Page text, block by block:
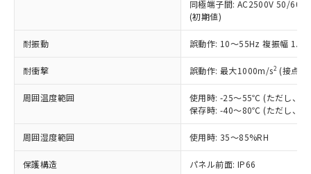
同極端子間: AC2500V 50/
(初期値)
耐振動 誤動作: 10～55Hz 複振幅
耐衝撃 誤動作: 最大1000m/s2 (接点
周囲温度範囲
使用時: -25～55℃ (ただし、氷
保存時: -40～80℃ (ただし、氷
周囲湿度範囲 使用時: 35～85%RH
保護構造 パネル前面: IP66
正式な納期状況および標準価格はお客
様のお取引先、またはお客様担当のオ
ムロン制御機器販売店・当社販売員に
オムロン制御機器販売店や当社販売拠
販売ネットワーク
」をご確認
在庫状況および標準価格結果を当社の
事前の承諾なく第三者に漏洩または開
マイパーツ機能（部品リスト作成サー
(PBDE) 1000ppm以下、フタル酸ビス(2-エチルヘキシ
ル) (DEHP)(別名：DOP) 1000ppm以下、フタル酸ブチ
ルベンジル（BBP） 1000ppm以下、フタル酸ジブチル
（DBP） 1000ppm以下、フタル酸ジイソブチル
但し、RoHS指令で産業用監視および制御機器に対する
フタル酸エステル類の４物質については閾値を超える意
図的な使用がないことを確認しています。
※2 対応予定月
部品在庫の切り替え状況などにより、予定
Cr(Ⅵ)(六価クロム) : 1000ppm、 PBBs(ポリ臭化ビフェ
ニル類) : 1000ppm、 PBDEs(ポリ臭化ジフェニルエーテ
イソブチル) : 1000ppm、 BBP(フタル酸ブチルベンジ
DEHP(フタル酸ビス(2-エチルヘキシル)) : 1000ppm
※2 環境保護使用期限
「ｅ」：有害物質（10物質）のすべてが基
準値以下であることを示します。
「10」：通常の使用状況下において有害物
当社は規制貨物を破棄する場合は、完
いよう必要な手段を講じます。
当社は貴社製品を、核兵器、ミサイ
ル、化学兵器、生物兵器またはその他
武器並びにこれらの製造装置等に一切
当社は、貴社製品を第三者に販売する
場合は、上記1、2および3の内容を当
該第三者に通知します。また当社は、
販売先および販売に係わる関係者が違
一定数以上の在庫あり
一定数には満たないが在庫あり
在庫なし(最新の在庫状況につ
いては、お客様のお取引先、ま
たはお客様担当のオムロン制御
機器販売店・当社販売員にご確